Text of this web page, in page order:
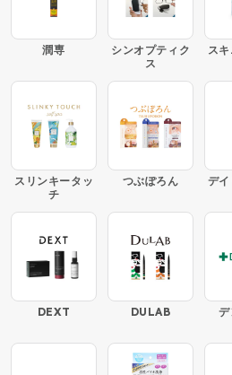
潤専
シンオプティク
ス
ス
スリンキータッ
チ
つぶぽろん
デイ
DEXT DULAB